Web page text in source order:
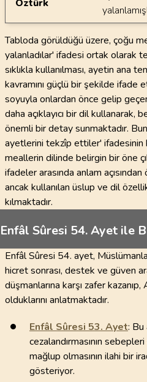
Öztürk
Tabloda görüldüğü üzere, çoğu
yalanladılar' ifadesi ortak olarak
sıklıkla kullanılması, ayetin ana
kavramını güçlü bir şekilde ifade
soyuyla onlardan önce gelip
daha açıklayıcı bir dil kullanarak,
önemli bir detay sunmaktadır.
ayetlerini tekzîp ettiler' ifadesinin
meallerin dilinde belirgin bir öne
ifadeler arasında anlam
ancak kullanılan üslup ve dil
kılmaktadır.
Enfâl Sûresi 54. Ayet ile
Enfâl Sûresi 54. ayet,
hicret sonrası, destek ve güven
düşmanlarına karşı zafer kazanıp,
olduklarını anlatmaktadır.
Enfâl Sûresi 53. Ayet: Bu
cezalandırmasının
mağlup olmasının ilahi bir
gösteriyor.